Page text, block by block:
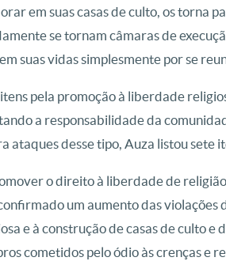
em suas casas de culto, os torna
se tornam câmaras de
suas vidas simplesmente por se
pela promoção à liberdade
a responsabilidade da
ataques desse tipo, Auza listou sete
o direito à liberdade de
um aumento das violações
e à construção de casas de culto e
cometidos pelo ódio às crenças e